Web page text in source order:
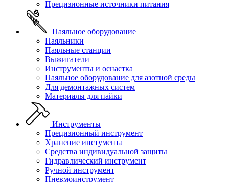
Прецизионные источники питания
Паяльное оборудование
Паяльники
Паяльные станции
Выжигатели
Инструменты и оснастка
Паяльное оборудование для азотной среды
Для демонтажных систем
Материалы для пайки
Инструменты
Прецизионный инструмент
Хранение инстумента
Средства индивидуальной защиты
Гидравлический инструмент
Ручной инструмент
Пневмоинструмент